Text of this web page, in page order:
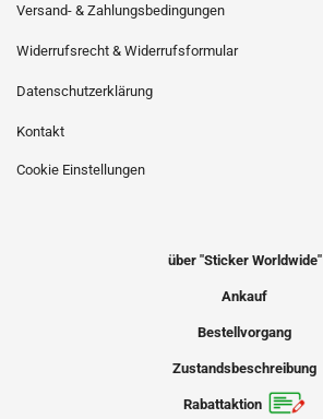
Versand- & Zahlungsbedingungen
Widerrufsrecht & Widerrufsformular
Datenschutzerklärung
Kontakt
Cookie Einstellungen
über "Sticker Worldwide"
Ankauf
Bestellvorgang
Zustandsbeschreibung
Rabattaktion